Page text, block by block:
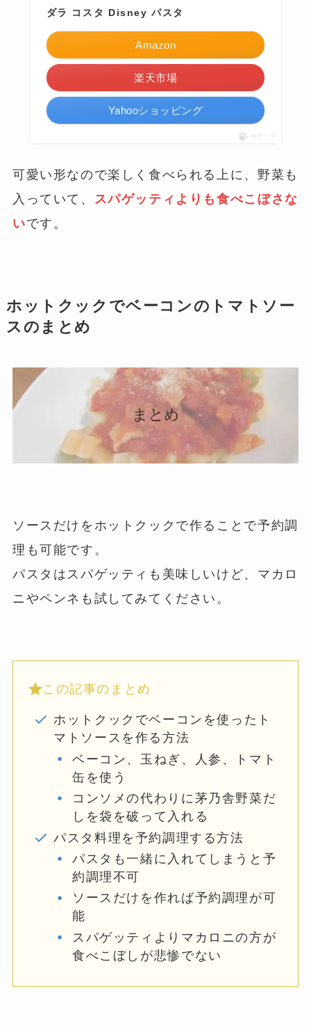
ダラ コスタ Disney パスタ
Amazon
楽天市場
Yahooショッピング
ポチップ
可愛い形なので楽しく食べられる上に、野菜も
入っていて、 スパゲッティよりも食べこぼさな
いです。
ホットクックでベーコンのトマトソー
スのまとめ
ソースだけをホットクックで作ることで予約調
理も可能です。
パスタはスパゲッティも美味しいけど、マカロ
ニやペンネも試してみてください。
この記事のまとめ
ホットクックでベーコンを使ったト
マトソースを作る方法
ベーコン、玉ねぎ、人参、トマト
缶を使う
コンソメの代わりに茅乃舎野菜だ
しを袋を破って入れる
パスタ料理を予約調理する方法
パスタも一緒に入れてしまうと予
約調理不可
ソースだけを作れば予約調理が可
能
スパゲッティよりマカロニの方が
食べこぼしが悲惨でない